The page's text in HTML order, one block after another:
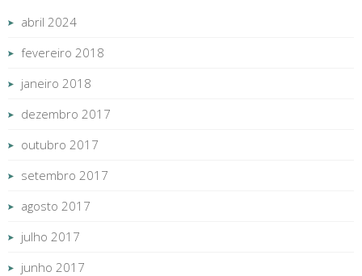
abril 2024
fevereiro 2018
janeiro 2018
dezembro 2017
outubro 2017
setembro 2017
agosto 2017
julho 2017
junho 2017